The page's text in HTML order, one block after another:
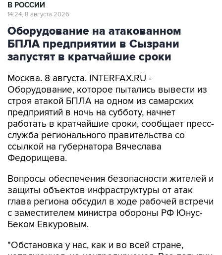
В РОССИИ
14:24, 8 августа 2026
Оборудование на атакованном
БПЛА предприятии в Сызрани
запустят в кратчайшие сроки
Москва. 8 августа. INTERFAX.RU -
Оборудование, которое пытались вывести из
строя атакой БПЛА на одном из самарских
предприятий в ночь на субботу, начнет
работать в кратчайшие сроки, сообщает пресс-
служба регионального правительства со
ссылкой на губернатора Вячеслава
Федорищева.
Вопросы обеспечения безопасности жителей и
защиты объектов инфраструктуры от атак
глава региона обсудил в ходе рабочей встречи
с заместителем министра обороны РФ Юнус-
Беком Евкуровым.
"Обстановка у нас, как и во всей стране,